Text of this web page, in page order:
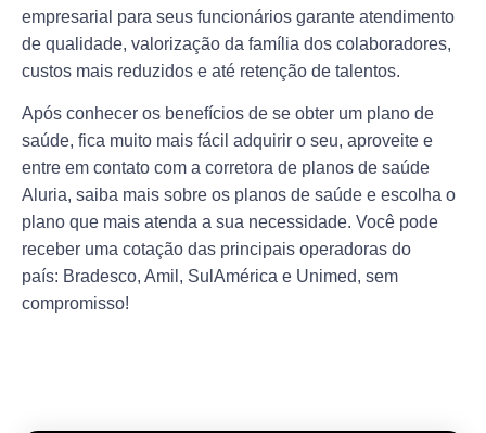
empresarial para seus funcionários garante atendimento
de qualidade, valorização da família dos colaboradores,
custos mais reduzidos e até retenção de talentos.
Após conhecer os benefícios de se obter um plano de
saúde, fica muito mais fácil adquirir o seu, aproveite e
entre em contato com a corretora de planos de saúde
Aluria, saiba mais sobre os planos de saúde e escolha o
plano que mais atenda a sua necessidade. Você pode
receber uma cotação das principais operadoras do
país: Bradesco, Amil, SulAmérica e Unimed, sem
compromisso!